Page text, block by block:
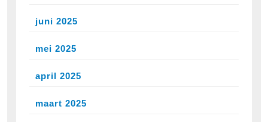
juni 2025
mei 2025
april 2025
maart 2025